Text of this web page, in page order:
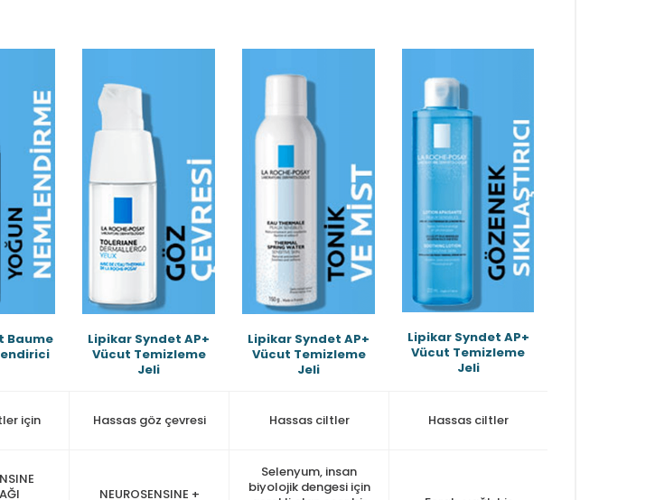
Baume
Lipikar Syndet AP+
Vücut Temizleme
Jeli
Lipikar Syndet AP+
Vücut Temizleme
Jeli
Lipikar Syndet AP+
Vücut Temizleme
Jeli
için Hassas göz çevresi Hassas ciltler Hassas ciltler
NEUROSENSINE +
Selenyum, insan
biyolojik dengesi için